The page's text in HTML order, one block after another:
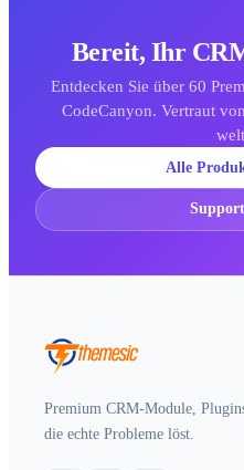
Bereit, Ihr
Entdecken Sie über 60
CodeCanyon. Vertraut
Alle
Premium CRM-Module,
die echte Probleme löst.